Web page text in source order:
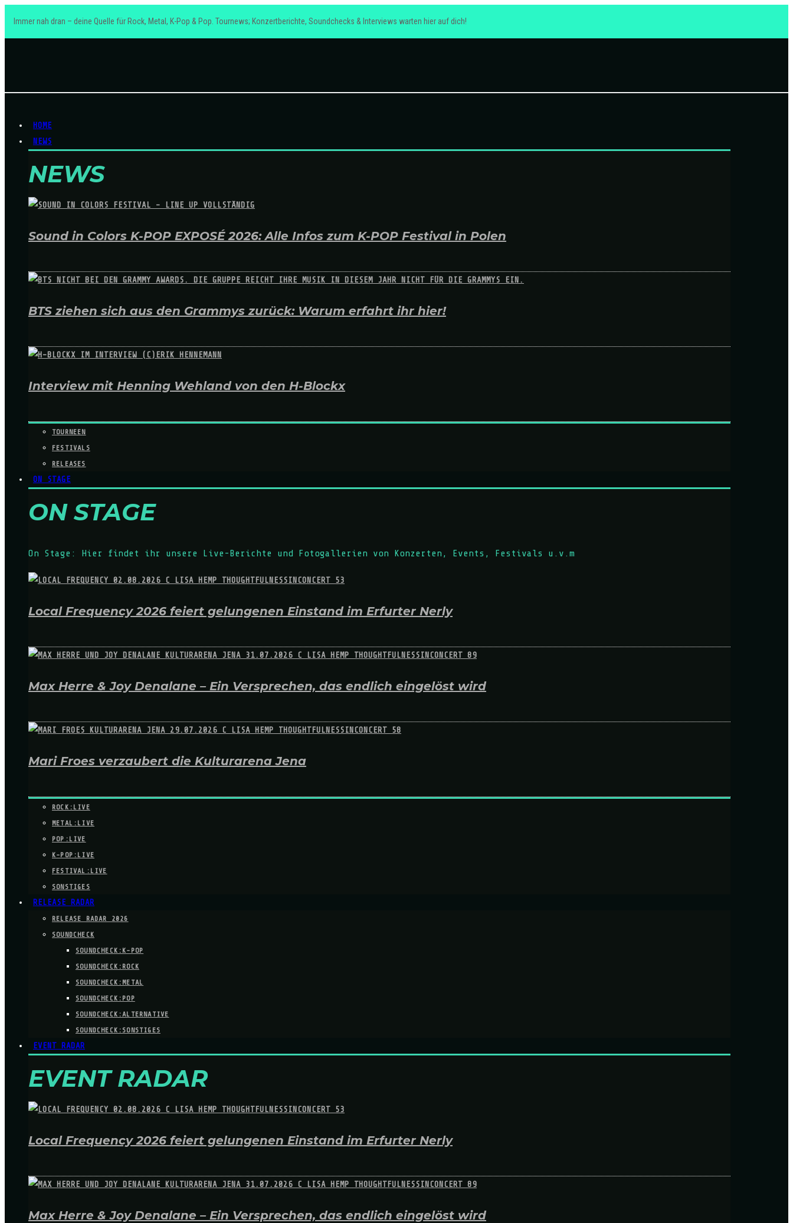
Immer nah dran – deine Quelle für Rock, Metal, K-Pop & Pop. Tournews; Konzertberichte, Soundchecks & Interviews warten hier auf dich!
HOME
NEWS
NEWS
Sound in Colors K-POP EXPOSÉ 2026: Alle Infos zum K-POP Festival in Polen
BTS ziehen sich aus den Grammys zurück: Warum erfahrt ihr hier!
Interview mit Henning Wehland von den H-Blockx
TOURNEEN
FESTIVALS
RELEASES
ON STAGE
ON STAGE
On Stage: Hier findet ihr unsere Live-Berichte und Fotogallerien von Konzerten, Events, Festivals u.v.m
Local Frequency 2026 feiert gelungenen Einstand im Erfurter Nerly
Max Herre & Joy Denalane – Ein Versprechen, das endlich eingelöst wird
Mari Froes verzaubert die Kulturarena Jena
ROCK:LIVE
METAL:LIVE
POP:LIVE
K-POP:LIVE
FESTIVAL:LIVE
SONSTIGES
RELEASE RADAR
RELEASE RADAR 2026
SOUNDCHECK
SOUNDCHECK:K-POP
SOUNDCHECK:ROCK
SOUNDCHECK:METAL
SOUNDCHECK:POP
SOUNDCHECK:ALTERNATIVE
SOUNDCHECK:SONSTIGES
EVENT RADAR
EVENT RADAR
Local Frequency 2026 feiert gelungenen Einstand im Erfurter Nerly
Max Herre & Joy Denalane – Ein Versprechen, das endlich eingelöst wird